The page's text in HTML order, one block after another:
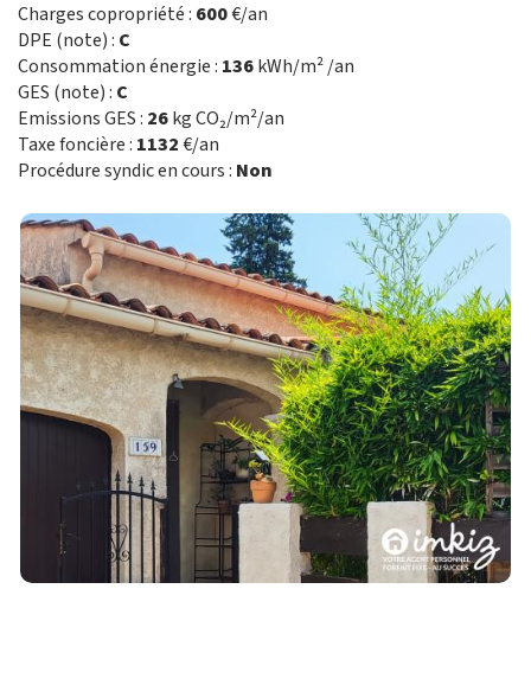
Charges copropriété : 600€/an
DPE (note) : C
Consommation énergie : 136kWh/m² /an
GES (note) : C
Emissions GES : 26kg CO₂/m²/an
Taxe foncière : 1132€/an
Procédure syndic en cours : Non